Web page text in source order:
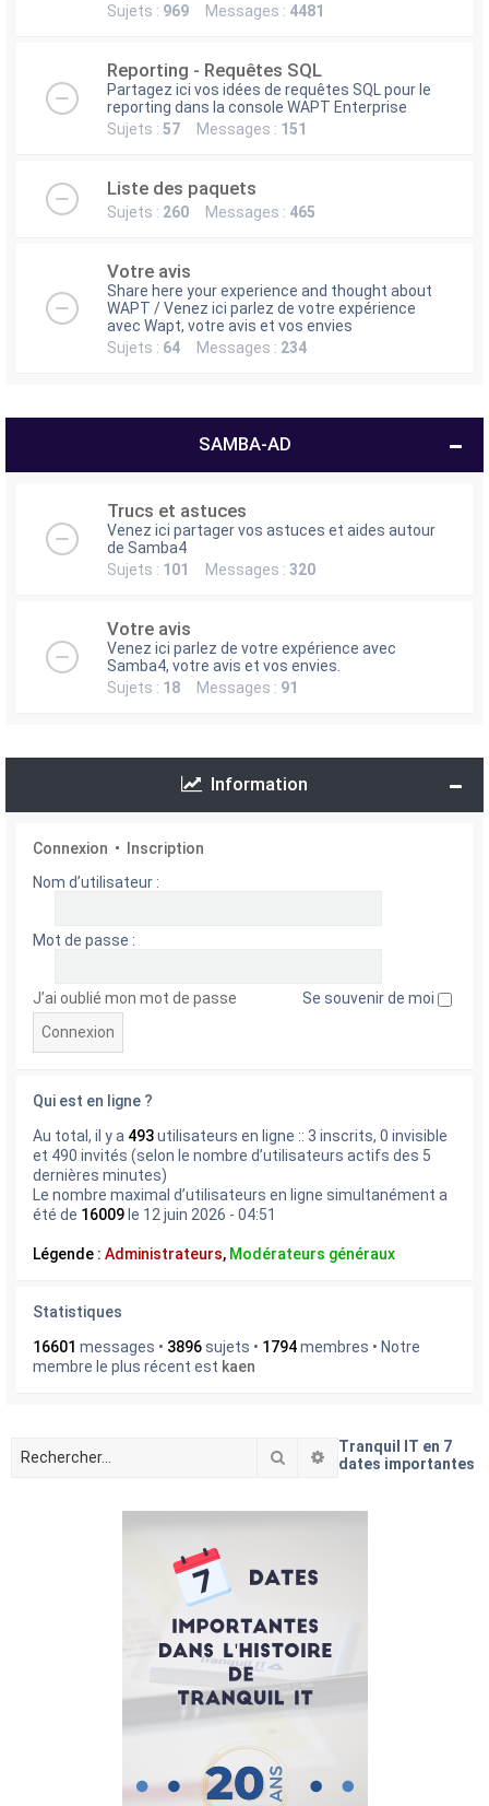
Sujets : 969 Messages : 4481
Reporting - Requêtes SQL
Partagez ici vos idées de requêtes SQL pour le
reporting dans la console WAPT Enterprise
Sujets : 57 Messages : 151
Liste des paquets
Sujets : 260 Messages : 465
Votre avis
Share here your experience and thought about
WAPT / Venez ici parlez de votre expérience
avec Wapt, votre avis et vos envies
Sujets : 64 Messages : 234
SAMBA-AD
Trucs et astuces
Venez ici partager vos astuces et aides autour
de Samba4
Sujets : 101 Messages : 320
Votre avis
Venez ici parlez de votre expérience avec
Samba4, votre avis et vos envies.
Sujets : 18 Messages : 91
Information
Connexion •
Inscription
Nom d’utilisateur :
Mot de passe :
J’ai oublié mon mot de passe Se souvenir de moi
Qui est en ligne ?
Au total, il y a 493utilisateurs en ligne :: 3 inscrits, 0 invisible
et 490 invités (selon le nombre d’utilisateurs actifs des 5
dernières minutes)
Le nombre maximal d’utilisateurs en ligne simultanément a
été de 16009 le 12 juin 2026 - 04:51
Légende : Administrateurs, Modérateurs généraux
Statistiques
16601 messages • 3896sujets • 1794membres • Notre
membre le plus récent est kaen
RechercherRecherche avancée
Tranquil IT en 7
dates importantes